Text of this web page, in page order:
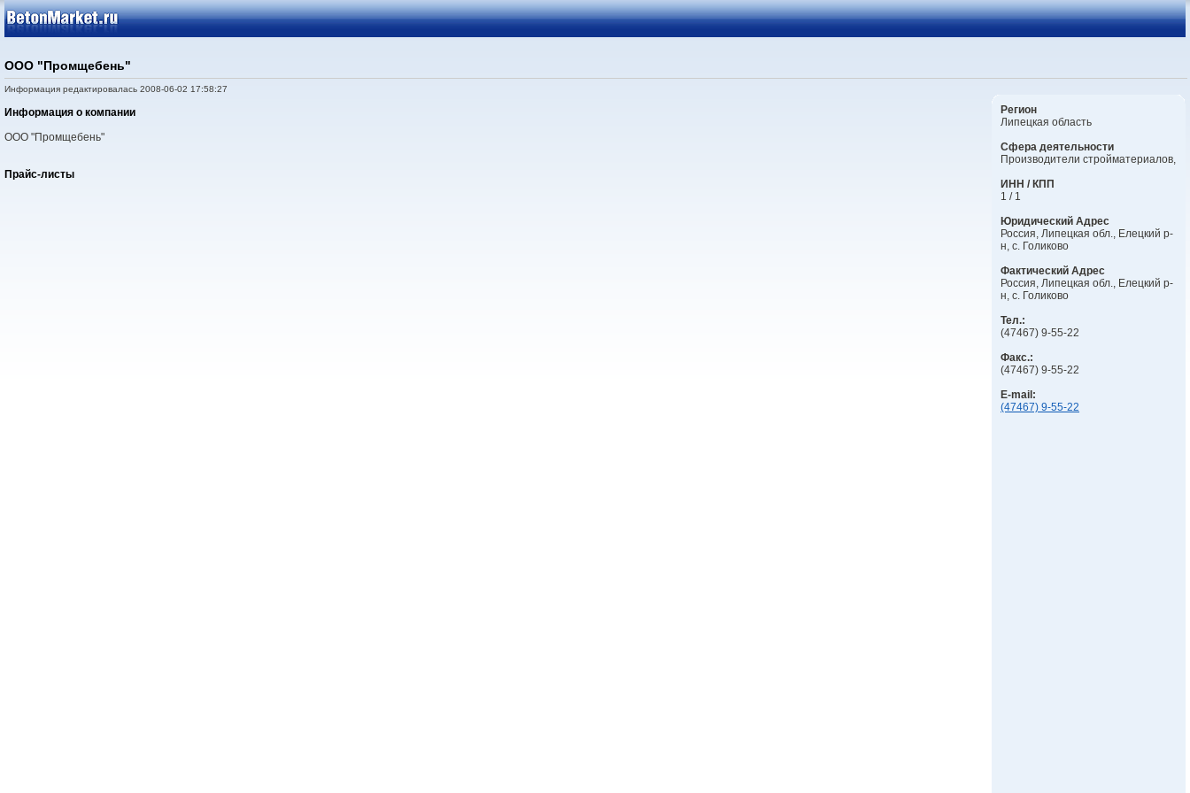
ООО "Промщебень"
Информация редактировалась 2008-06-02 17:58:27
Информация о компании
ООО "Промщебень"
Прайс-листы
Регион
Липецкая область
Сфера деятельности
Производители стройматериалов,
ИНН / КПП
1 / 1
Юридический Адрес
Россия, Липецкая обл., Елецкий р-
н, с. Голиково
Фактический Адрес
Россия, Липецкая обл., Елецкий р-
н, с. Голиково
Тел.:
(47467) 9-55-22
Факс.:
(47467) 9-55-22
E-mail:
(47467) 9-55-22